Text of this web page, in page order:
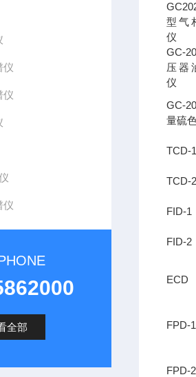
仪
仪
仪
全部
型气
仪
GC-
压器
仪
GC-
量硫
TCD-1
TCD-2
FID-1
FID-2
ECD
FPD-1
FPD-2